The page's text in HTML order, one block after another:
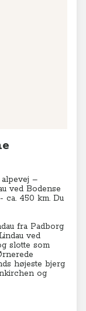
–
ved Bodense
ca. 450 km. Du
fra Padborg
ved
slotte som
højeste bjerg
og